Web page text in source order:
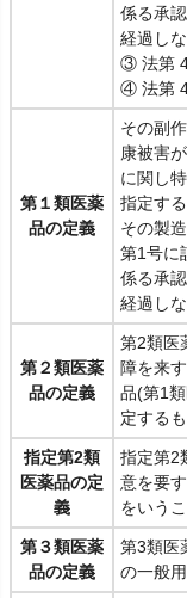
係る承
経過し
③ 法第
④ 法第
第１類医薬
品の定義
その副
康被害
に関し
指定す
その製
第1号に
係る承
経過し
第２類医薬
品の定義
第2類医
障を来
品(第1
定する
指定第2類
医薬品の定
義
指定第2
意を要
をいう
第３類医薬
品の定義
第3類医
の一般